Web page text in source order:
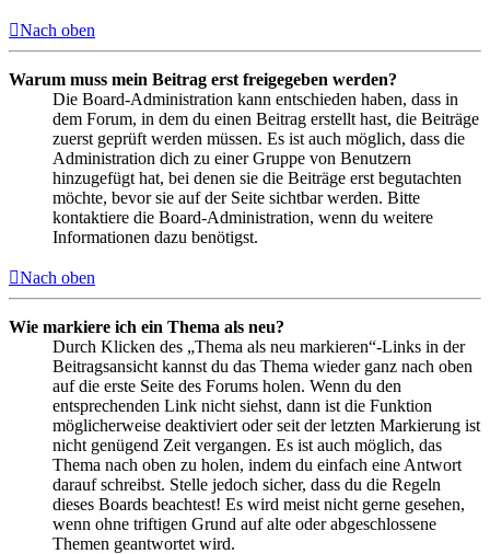
Nach oben
Warum muss mein Beitrag erst freigegeben werden?
Die Board-Administration kann entschieden haben, dass in
dem Forum, in dem du einen Beitrag erstellt hast, die Beiträge
zuerst geprüft werden müssen. Es ist auch möglich, dass die
Administration dich zu einer Gruppe von Benutzern
hinzugefügt hat, bei denen sie die Beiträge erst begutachten
möchte, bevor sie auf der Seite sichtbar werden. Bitte
kontaktiere die Board-Administration, wenn du weitere
Informationen dazu benötigst.
Nach oben
Wie markiere ich ein Thema als neu?
Durch Klicken des „Thema als neu markieren“-Links in der
Beitragsansicht kannst du das Thema wieder ganz nach oben
auf die erste Seite des Forums holen. Wenn du den
entsprechenden Link nicht siehst, dann ist die Funktion
möglicherweise deaktiviert oder seit der letzten Markierung ist
nicht genügend Zeit vergangen. Es ist auch möglich, das
Thema nach oben zu holen, indem du einfach eine Antwort
darauf schreibst. Stelle jedoch sicher, dass du die Regeln
dieses Boards beachtest! Es wird meist nicht gerne gesehen,
wenn ohne triftigen Grund auf alte oder abgeschlossene
Themen geantwortet wird.